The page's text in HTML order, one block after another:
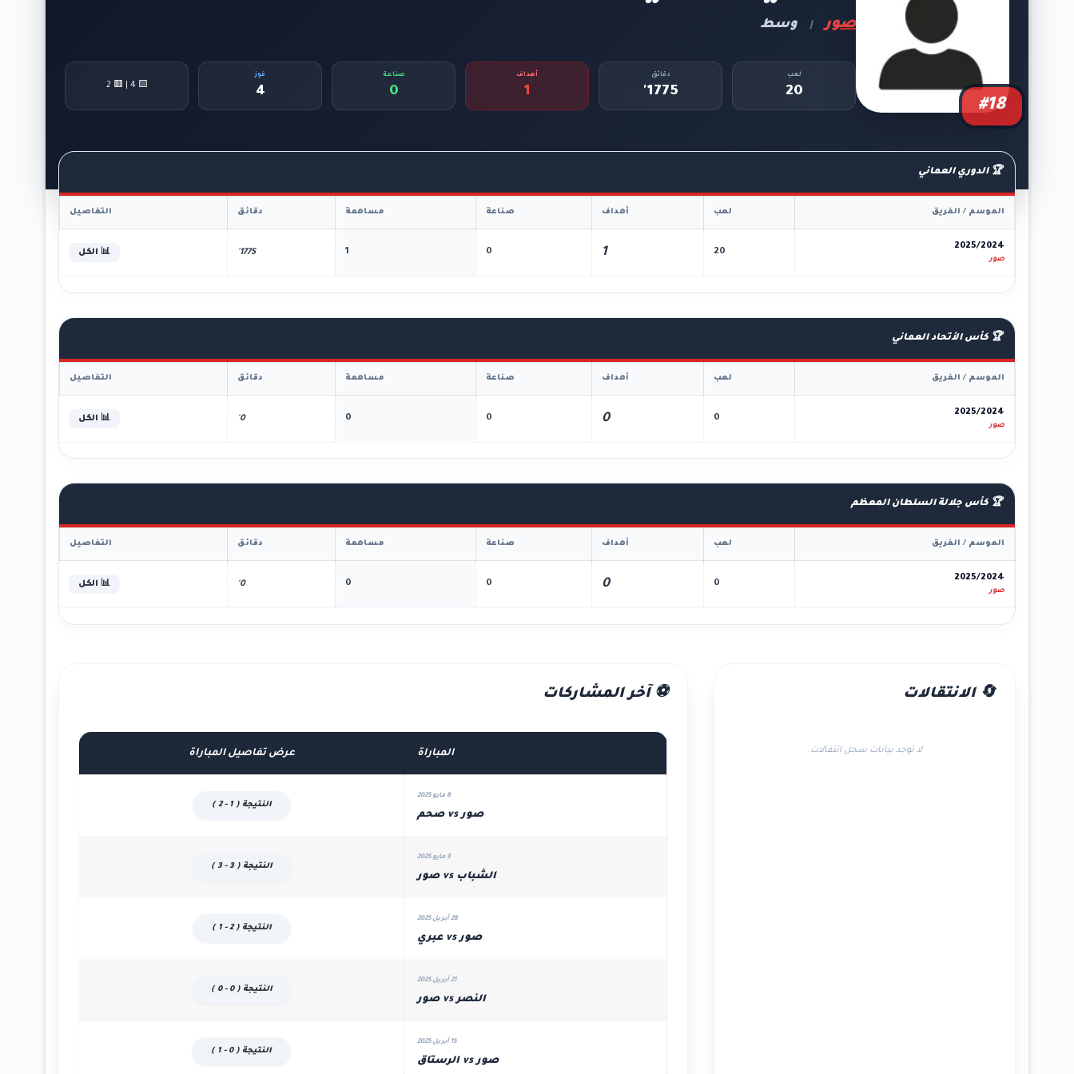
#18
صور | وسط
لعب
20
دقائق
1775'
أهداف
1
صناعة
0
فوز
4
🟨 4 | 🟥 2
🏆 الدوري العماني
الموسم / الفريق لعب أهداف صناعة مساهمة دقائق التفاصيل
2025/2024
صور
20
1
0
1
1775' 📊 الكل
🏆 كأس الأتحاد العماني
الموسم / الفريق لعب أهداف صناعة مساهمة دقائق التفاصيل
2025/2024
صور
0
0
0
0
0' 📊 الكل
🏆 كأس جلالة السلطان المعظم
الموسم / الفريق لعب أهداف صناعة مساهمة دقائق التفاصيل
2025/2024
صور
0
0
0
0
0' 📊 الكل
🔄 الانتقالات
لا توجد بيانات سجل انتقالات.
⚽ آخر المشاركات
المباراة عرض تفاصيل المباراة
8 مايو 2025
صور vs صحم
النتيجة ( 1 - 2 )
3 مايو 2025
الشباب vs صور
النتيجة ( 3 - 3 )
28 أبريل 2025
صور vs عبري
النتيجة ( 2 - 1 )
21 أبريل 2025
النصر vs صور
النتيجة ( 0 - 0 )
15 أبريل 2025
صور vs الرستاق
النتيجة ( 0 - 1 )